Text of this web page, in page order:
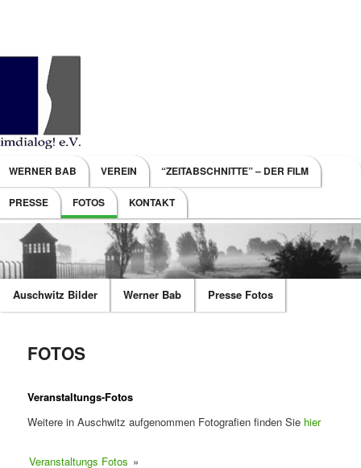
Main menu
SKIP TO PRIMARY CONTENT
SKIP TO SECONDARY CONTENT
WERNER BAB VEREIN “ZEITABSCHNITTE” – DER FILM
PRESSE FOTOS KONTAKT
Auschwitz Bilder Werner Bab Presse Fotos
FOTOS
Veranstaltungs-Fotos
Weitere in Auschwitz aufgenommen Fotografien finden Sie hier
Veranstaltungs Fotos »